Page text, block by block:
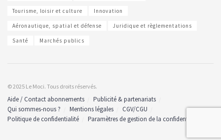
Tourisme, loisir et culture Innovation
Aéronautique, spatial et défense Juridique et règlementations
Santé Marchés publics
© 2025 Le Moci. Tous droits réservés.
Aide / Contact abonnements
Publicité & partenariats
Qui sommes-nous ?
Mentions légales
CGV/CGU
Politique de confidentialité
Paramètres de gestion de la confidentialité